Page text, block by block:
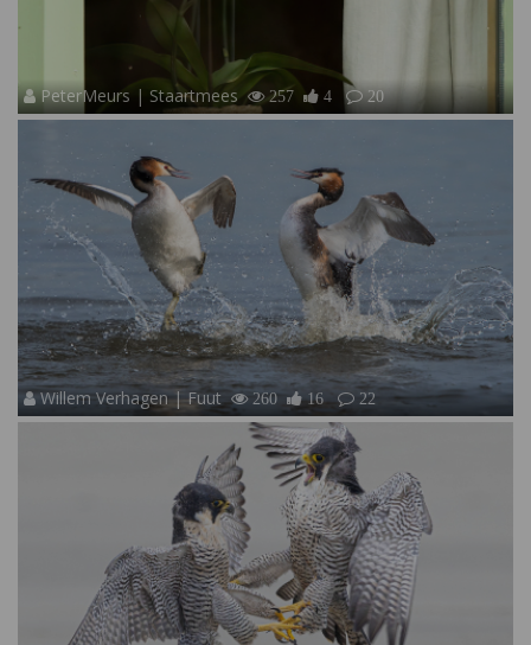
PeterMeurs | Staartmees 257 4 20
Willem Verhagen | Fuut 260 16 22